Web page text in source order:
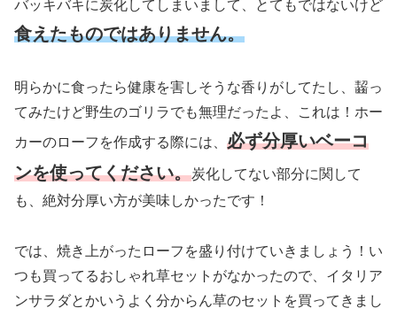
バッキバキに炭化してしまいまして、とてもではないけど
食えたものではありません。
明らかに食ったら健康を害しそうな香りがしてたし、齧っ
てみたけど野生のゴリラでも無理だったよ、これは！ホー
カーのローフを作成する際には、 必ず分厚いベーコ
ンを使ってください。炭化してない部分に関して
も、絶対分厚い方が美味しかったです！
では、焼き上がったローフを盛り付けていきましょう！い
つも買ってるおしゃれ草セットがなかったので、イタリア
ンサラダとかいうよく分からん草のセットを買ってきまし